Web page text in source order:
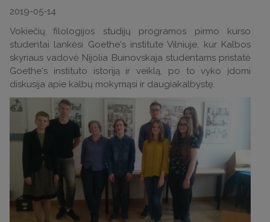
2019-05-14
Vokiečių filologijos studijų programos pirmo kurso
studentai lankėsi Goethe‘s institute Vilniuje, kur Kalbos
skyriaus vadovė Nijolia Buinovskaja studentams pristatė
Goethe‘s instituto istoriją ir veiklą, po to vyko įdomi
diskusija apie kalbų mokymąsi ir daugiakalbystę.